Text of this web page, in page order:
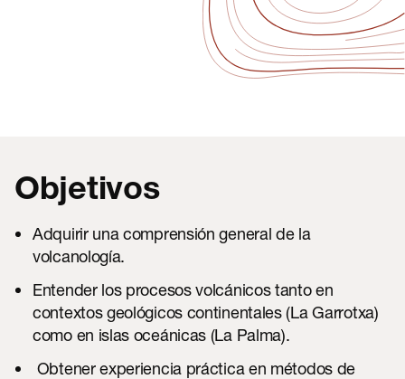
Objetivos
Adquirir una comprensión general de la
volcanología.
Entender los procesos volcánicos tanto en
contextos geológicos continentales (La Garrotxa)
como en islas oceánicas (La Palma).
Obtener experiencia práctica en métodos de